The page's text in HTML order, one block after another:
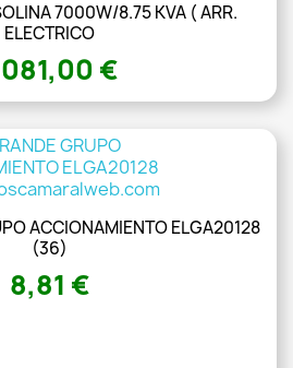
7000W/8.75 KVA ( ARR.
ELECTRICO
€
ACCIONAMIENTO ELGA20128
(36)
8,81 €